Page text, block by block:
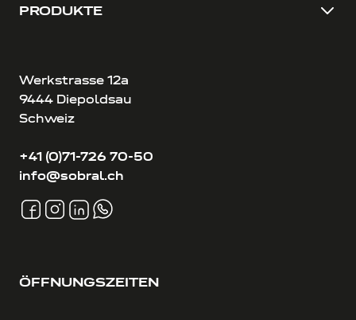
PRODUKTE
Werkstrasse 12a
9444 Diepoldsau
Schweiz
+41 (0)71-726 70-50
info@sobral.ch
ÖFFNUNGSZEITEN